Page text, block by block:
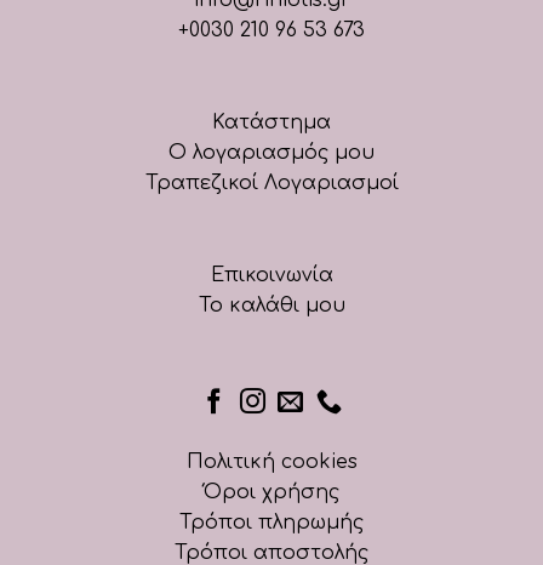
+0030 210 96 53 673
Κατάστημα
Ο λογαριασμός μου
Τραπεζικοί Λογαριασμοί
Επικοινωνία
Το καλάθι μου
Πολιτική cookies
Όροι χρήσης
Τρόποι πληρωμής
Τρόποι αποστολής